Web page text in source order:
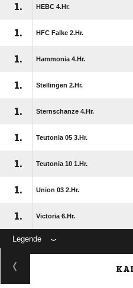
1. HEBC 4.Hr.
1. HFC Falke 2.Hr.
1. Hammonia 4.Hr.
1. Stellingen 2.Hr.
1. Sternschanze 4.Hr.
1. Teutonia 05 3.Hr.
1. Teutonia 10 1.Hr.
1. Union 03 2.Hr.
1. Victoria 6.Hr.
Legende